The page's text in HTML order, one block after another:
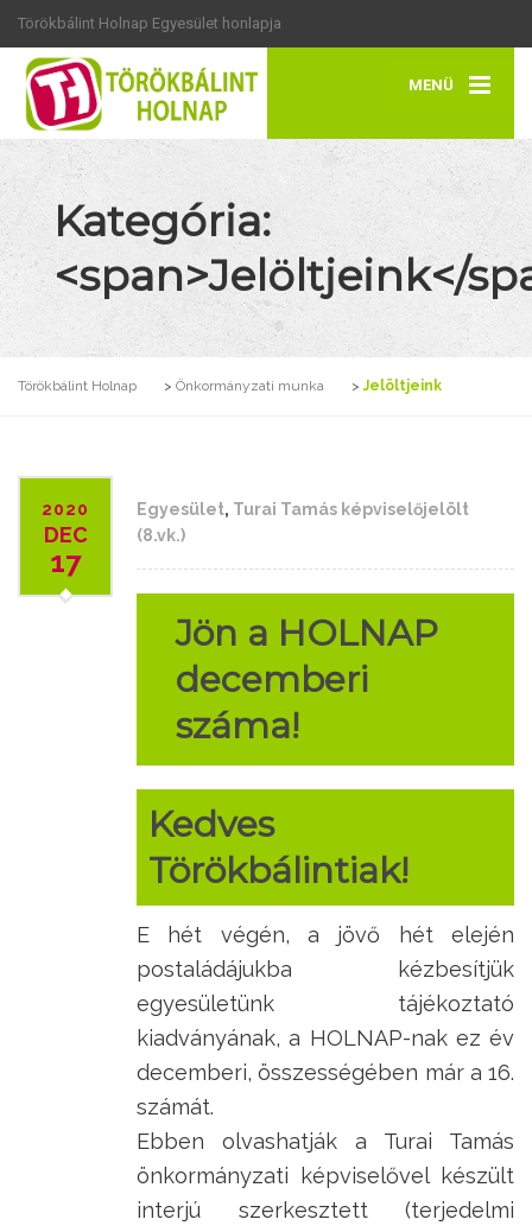
Törökbálint Holnap Egyesület honlapja
MENÜ
Kategória:
<span>Jelöltjeink</
Törökbálint Holnap > Önkormányzati munka >Jelöltjeink
2020
DEC
17
Egyesület, Turai Tamás képviselőjelölt
(8.vk.)
Jön a HOLNAP
decemberi
száma!
Kedves
Törökbálintiak!
E hét végén, a jövő hét elején
postaládájukba kézbesítjük
egyesületünk tájékoztató
kiadványának, a HOLNAP-nak ez év
decemberi, összességében már a 16.
számát.
Ebben olvashatják a Turai Tamás
önkormányzati képviselővel készült
interjú szerkesztett (terjedelmi